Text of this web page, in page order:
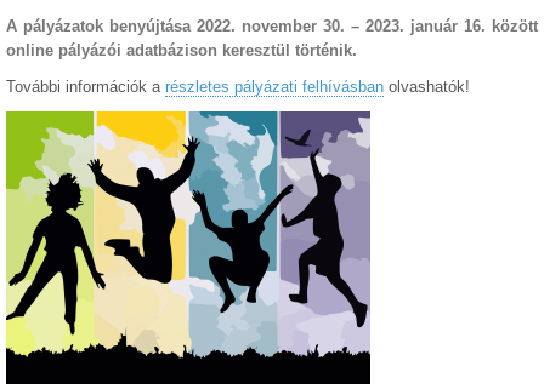
A pályázatok benyújtása 2022. november 30. – 2023. január 16. között
online pályázói adatbázison keresztül történik.
További információk a részletes pályázati felhívásban olvashatók!